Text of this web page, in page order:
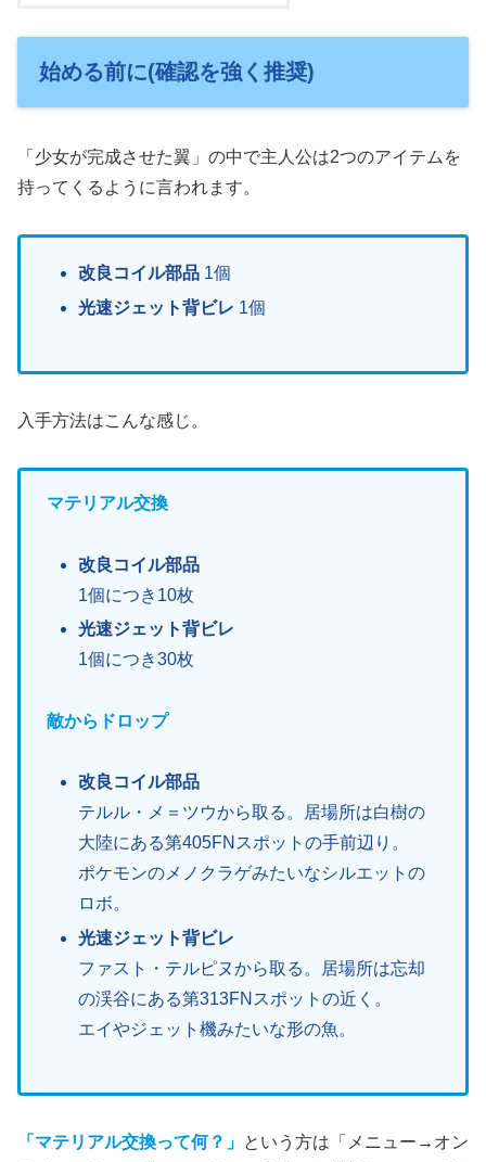
始める前に(確認を強く推奨)
「少女が完成させた翼」の中で主人公は2つのアイテムを
持ってくるように言われます。
改良コイル部品 1個
光速ジェット背ビレ 1個
入手方法はこんな感じ。
マテリアル交換
改良コイル部品
1個につき10枚
光速ジェット背ビレ
1個につき30枚
敵からドロップ
改良コイル部品
テルル・メ＝ツウから取る。居場所は白樹の
大陸にある第405FNスポットの手前辺り。
ポケモンのメノクラゲみたいなシルエットの
ロボ。
光速ジェット背ビレ
ファスト・テルピヌから取る。居場所は忘却
の渓谷にある第313FNスポットの近く。
エイやジェット機みたいな形の魚。
「マテリアル交換って何？」 という方は「メニュー→オン